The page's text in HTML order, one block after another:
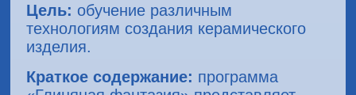
Цель: обучение различным
технологиям создания керамического
изделия.
Краткое содержание: программа